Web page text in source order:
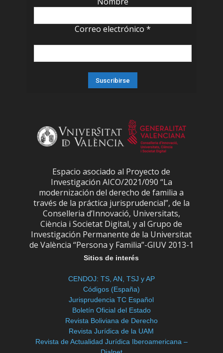
Correo electrónico *
Espacio asociado al Proyecto de
Investigación AICO/2021/090 “La
modernización del derecho de familia a
través de la práctica jurisprudencial”, de la
Conselleria d’Innovació, Universitats,
Ciència i Societat Digital, y al Grupo de
Investigación Permanente de la Universitat
de València “Persona y Familia”-GIUV 2013-1
Sitios de interés
CENDOJ: TS, AN, TSJ y AP
Códigos (España)
Jurisprudencia TC Español
Boletín Oficial del Estado
Revista Boliviana de Derecho
Revista Jurídica de la UAM
Revista de Actualidad Jurídica Iberoamericana –